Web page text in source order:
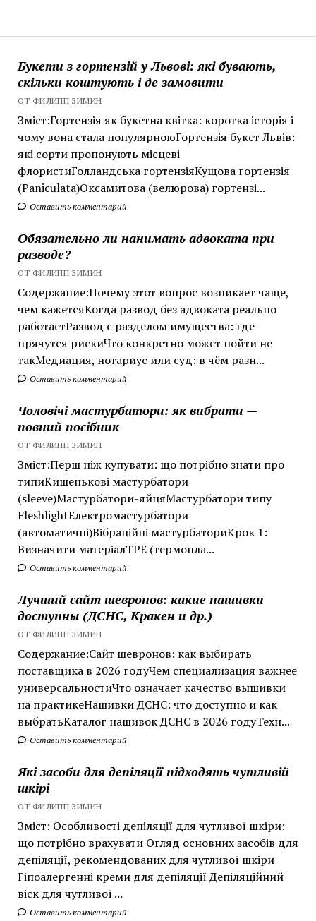
Букети з гортензій у Львові: які бувають,
скільки коштують і де замовити
ОТ ФИЛИПП ЗИМИН
Зміст:Гортензія як букетна квітка: коротка історія і
чому вона стала популярноюГортензія букет Львів:
які сорти пропонують місцеві
флористиГолландська гортензіяКущова гортензія
(Paniculata)Оксамитова (велюрова) гортензі...
Оставить комментарий
Обязательно ли нанимать адвоката при
разводе?
ОТ ФИЛИПП ЗИМИН
Содержание:Почему этот вопрос возникает чаще,
чем кажетсяКогда развод без адвоката реально
работаетРазвод с разделом имущества: где
прячутся рискиЧто конкретно может пойти не
такМедиация, нотариус или суд: в чём разн...
Оставить комментарий
Чоловічі мастурбатори: як вибрати —
повний посібник
ОТ ФИЛИПП ЗИМИН
Зміст:Перш ніж купувати: що потрібно знати про
типиКишенькові мастурбатори
(sleeve)Мастурбатори-яйцяМастурбатори типу
FleshlightЕлектромастурбатори
(автоматичні)Вібраційні мастурбаториКрок 1:
Визначити матеріалTPE (термопла...
Оставить комментарий
Лучший сайт шевронов: какие нашивки
доступны (ДСНС, Кракен и др.)
ОТ ФИЛИПП ЗИМИН
Содержание:Сайт шевронов: как выбирать
поставщика в 2026 годуЧем специализация важнее
универсальностиЧто означает качество вышивки
на практикеНашивки ДСНС: что доступно и как
выбратьКаталог нашивок ДСНС в 2026 годуТехн...
Оставить комментарий
Які засоби для депіляції підходять чутливій
шкірі
ОТ ФИЛИПП ЗИМИН
Зміст: Особливості депіляції для чутливої шкіри:
що потрібно врахувати Огляд основних засобів для
депіляції, рекомендованих для чутливої шкіри
Гіпоалергенні креми для депіляції Депіляційний
віск для чутливої ...
Оставить комментарий